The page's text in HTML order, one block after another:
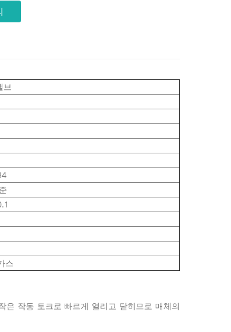
브
스
작동 토크로 빠르게 열리고 닫히므로 매체의